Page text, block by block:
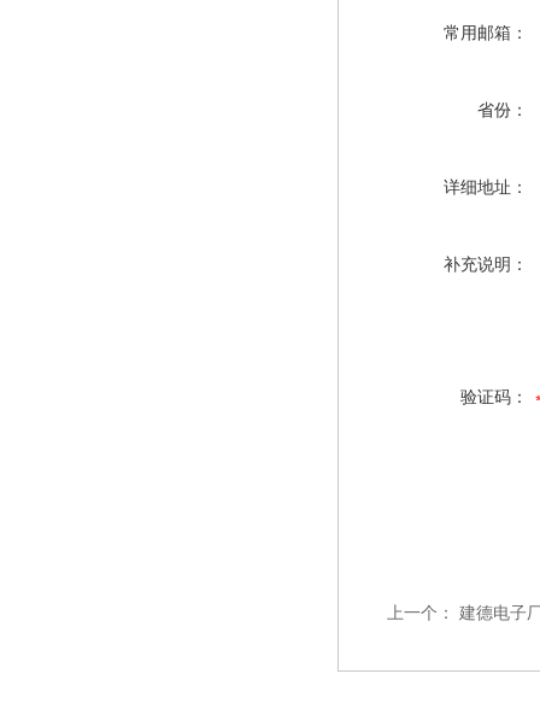
常用邮箱：
省份：
详细地址：
补充说明：
验证码：
上一个： 建德电子